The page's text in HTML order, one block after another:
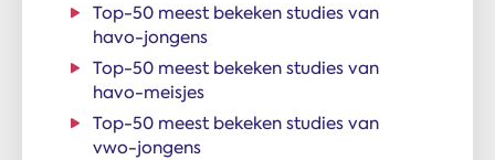
Top-50 meest bekeken studies van
havo-jongens
Top-50 meest bekeken studies van
havo-meisjes
Top-50 meest bekeken studies van
vwo-jongens